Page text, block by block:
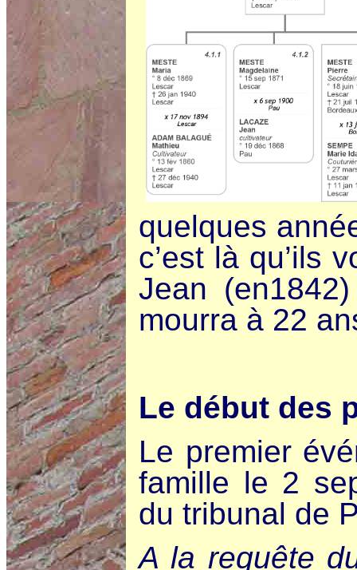
quelques
c’est là qu’ils
Jean
mourra à 22
Le début des
Le premier
famille le 2
du tribunal de
A la requête